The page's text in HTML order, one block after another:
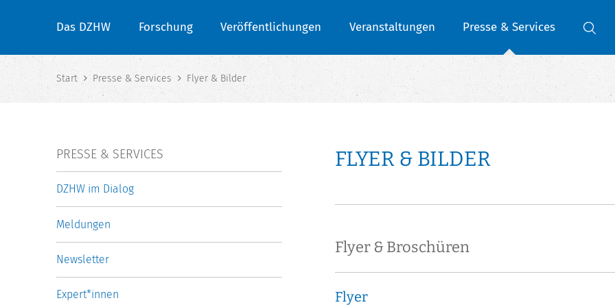
Das DZHW Forschung Veröffentlichungen Veranstaltungen Presse & Services
Start Presse & Services Flyer & Bilder
FLYER & BILDER
Flyer & Broschüren
Flyer
PRESSE & SERVICES
DZHW im Dialog
Meldungen
Newsletter
Expert*innen